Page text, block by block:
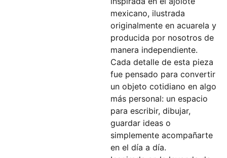
mexicano, ilustrada
originalmente en acuarela y
producida por nosotros de
manera independiente.
Cada detalle de esta pieza
fue pensado para convertir
un objeto cotidiano en algo
más personal: un espacio
para escribir, dibujar,
guardar ideas o
simplemente acompañarte
en el día a día.